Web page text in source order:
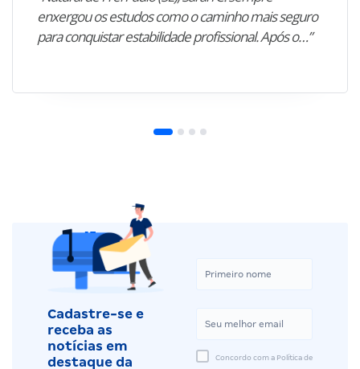
enxergou os estudos como o caminho mais seguro
para conquistar estabilidade profissional. Após o…”
Cadastre-se e
receba as
notícias em
destaque da
Concordo com a Política de